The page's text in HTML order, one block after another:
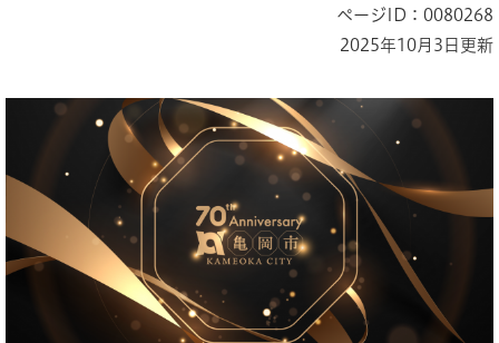
ページID：0080268
2025年10月3日更新